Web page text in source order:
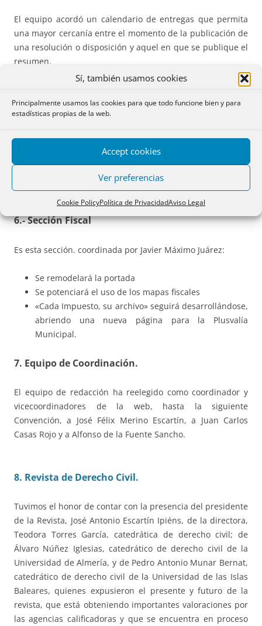
Sí, también usamos cookies
Principalmente usamos las cookies para que todo funcione bien y para
estadísticas propias de la web.
Accept cookies
Ver preferencias
Cookie PolicyPolítica de PrivacidadAviso Legal
El equipo acordó un calendario de entregas que permita
una mayor cercanía entre el momento de la publicación de
una resolución o disposición y aquel en que se publique el
resumen.
También servirá para que los diversos informes se
publiquen durante el mes siguiente a aquél de cuya
información principalmente se nutren.
5.- Botón de WhatsApp
Se intentará incorporar un botón para trasladar contenidos
a WhatsApp, que iría arriba en los archivos de destino.
6.- Sección Fiscal
Es esta sección. coordinada por Javier Máximo Juárez:
Se remodelará la portada
Se potenciará el uso de los mapas fiscales
«Cada Impuesto, su archivo» seguirá desarrollándose,
abriendo una nueva página para la Plusvalía
Municipal.
7. Equipo de Coordinación.
El equipo de redacción ha reelegido como coordinador y
vicecoordinadores de la web, hasta la siguiente
Convención, a José Félix Merino Escartín, a Juan Carlos
Casas Rojo y a Alfonso de la Fuente Sancho.
8. Revista de Derecho Civil.
Tuvimos el honor de contar con la presencia del presidente
de la Revista, José Antonio Escartín Ipiéns, de la directora,
Teodora Torres García, catedrática de derecho civil; de
Álvaro Núñez Iglesias, catedrático de derecho civil de la
Universidad de Almería, y de Pedro Antonio Munar Bernat,
catedrático de derecho civil de la Universidad de las Islas
Baleares, quienes expusieron el presente y futuro de la
revista, que está obteniendo importantes valoraciones por
las agencias calificadoras y que se encuentra en proceso